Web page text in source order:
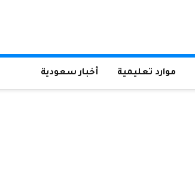
موارد تعليمية أخبار سعودية